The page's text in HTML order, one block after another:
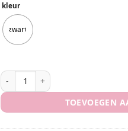
kleur
zwart
T-shirt You say i shoud be
TOEVOEGEN